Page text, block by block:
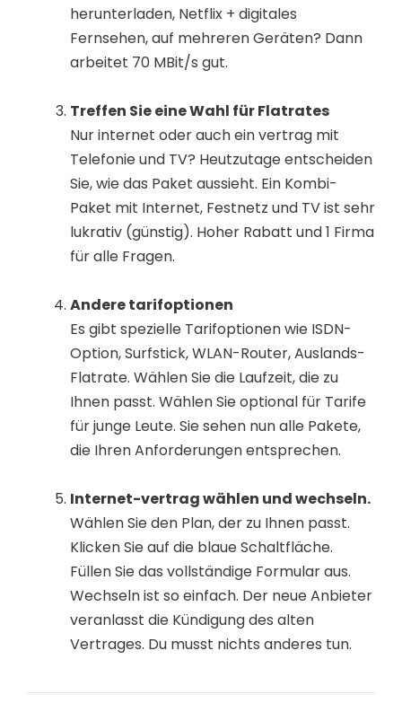
herunterladen, Netflix + digitales
Fernsehen, auf mehreren Geräten? Dann
arbeitet 70 MBit/s gut.
Treffen Sie eine Wahl für Flatrates
Nur internet oder auch ein vertrag mit
Telefonie und TV? Heutzutage entscheiden
Sie, wie das Paket aussieht. Ein Kombi-
Paket mit Internet, Festnetz und TV ist sehr
lukrativ (günstig). Hoher Rabatt und 1 Firma
für alle Fragen.
Andere tarifoptionen
Es gibt spezielle Tarifoptionen wie ISDN-
Option, Surfstick, WLAN-Router, Auslands-
Flatrate. Wählen Sie die Laufzeit, die zu
Ihnen passt. Wählen Sie optional für Tarife
für junge Leute. Sie sehen nun alle Pakete,
die Ihren Anforderungen entsprechen.
Internet-vertrag wählen und wechseln.
Wählen Sie den Plan, der zu Ihnen passt.
Klicken Sie auf die blaue Schaltfläche.
Füllen Sie das vollständige Formular aus.
Wechseln ist so einfach. Der neue Anbieter
veranlasst die Kündigung des alten
Vertrages. Du musst nichts anderes tun.